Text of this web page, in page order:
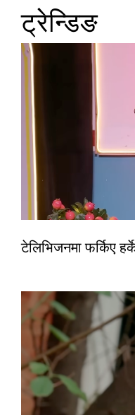
ट्रेन्डिङ
टेलिभिजनमा फर्किए